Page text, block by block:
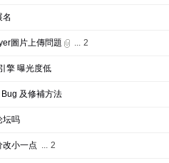
名
圖片上傳問題 ... 2
擎 曝光度低
及修補方法
坛吗
改小一点 ... 2